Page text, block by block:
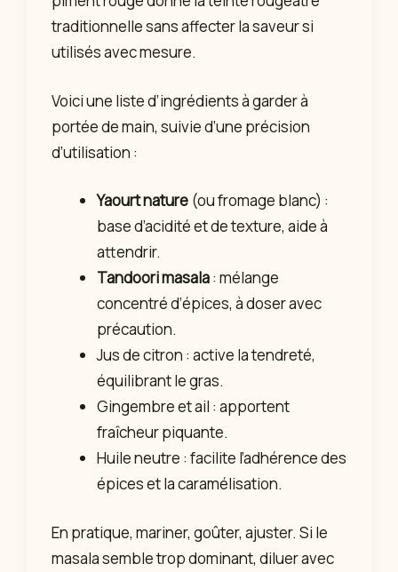
traditionnelle sans affecter la saveur si
utilisés avec mesure.
Voici une liste d’ingrédients à garder à
portée de main, suivie d’une précision
d’utilisation :
Yaourt nature (ou fromage blanc) :
base d’acidité et de texture, aide à
attendrir.
Tandoori masala: mélange
concentré d’épices, à doser avec
précaution.
Jus de citron : active la tendreté,
équilibrant le gras.
Gingembre et ail : apportent
fraîcheur piquante.
Huile neutre : facilite l’adhérence des
épices et la caramélisation.
En pratique, mariner, goûter, ajuster. Si le
masala semble trop dominant, diluer avec